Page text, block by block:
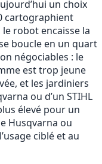
un choix
cartographient
robot encaisse la
boucle en un quart
négociables : le
est trop jeune
et les jardiniers
ou d’un STIHL
élevé pour un
Husqvarna ou
ciblé et au